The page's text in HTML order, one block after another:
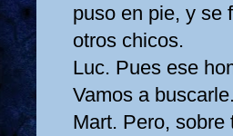
puso en pie, y se
otros chicos.
Luc. Pues ese
Vamos a buscarle.
Mart. Pero, sobre